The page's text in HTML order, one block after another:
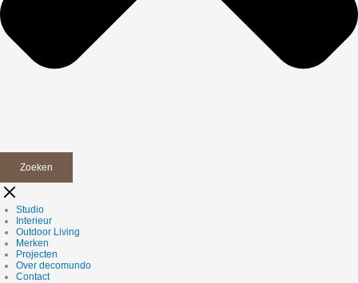
Zoeken
Studio
Interieur
Outdoor Living
Merken
Projecten
Over decomundo
Contact